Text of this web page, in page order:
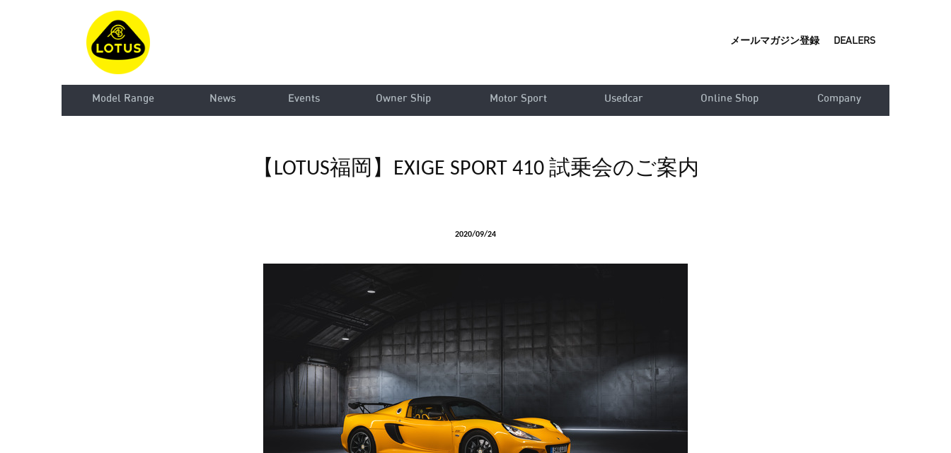
メールマガジン登録 DEALERS
Model Range News Events Owner Ship Motor Sport Usedcar Online Shop Company
【LOTUS福岡】EXIGE SPORT 410 試乗会のご案内
2020/09/24